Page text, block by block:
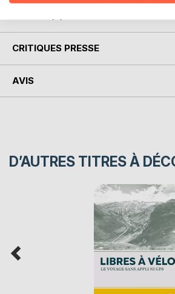
CRITIQUES PRESSE
AVIS
D’AUTRES TITRES À